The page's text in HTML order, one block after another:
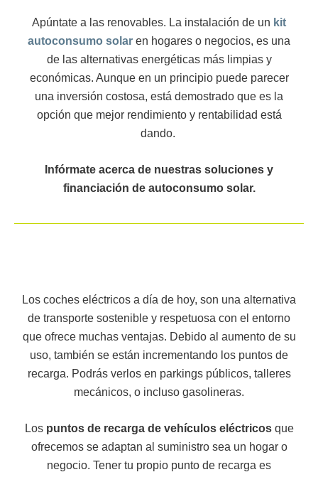
Apúntate a las renovables. La instalación de un kit
autoconsumo solar en hogares o negocios, es una
de las alternativas energéticas más limpias y
económicas. Aunque en un principio puede parecer
una inversión costosa, está demostrado que es la
opción que mejor rendimiento y rentabilidad está
dando.
Infórmate acerca de nuestras soluciones y
financiación de autoconsumo solar.
Los coches eléctricos a día de hoy, son una alternativa
de transporte sostenible y respetuosa con el entorno
que ofrece muchas ventajas. Debido al aumento de su
uso, también se están incrementando los puntos de
recarga. Podrás verlos en parkings públicos, talleres
mecánicos, o incluso gasolineras.
Los puntos de recarga de vehículos eléctricosque
ofrecemos se adaptan al suministro sea un hogar o
negocio. Tener tu propio punto de recarga es